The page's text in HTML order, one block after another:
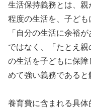
生活保持義務とは、
程度の生活を、子ども
「自分の生活に余裕
ではなく、「たとえ
の生活を子どもに保
めて強い義務であると
養育費に含まれる具